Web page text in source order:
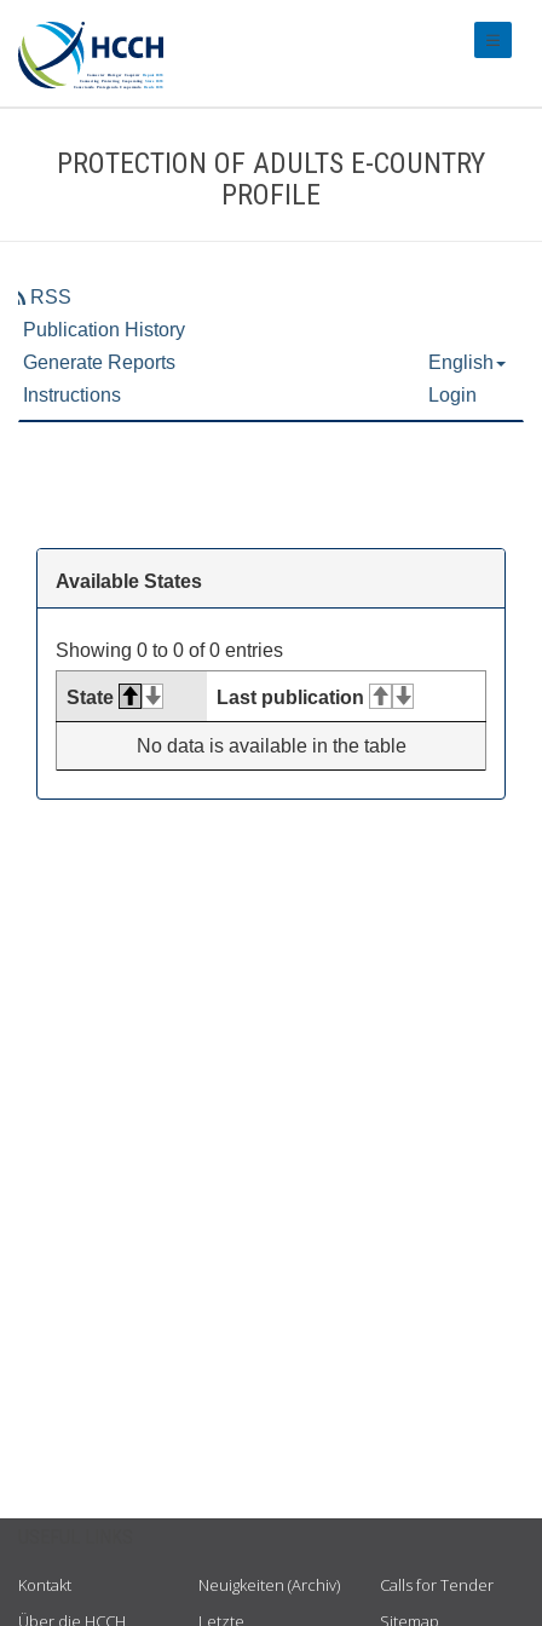
PROTECTION OF ADULTS E-COUNTRY
PROFILE
Kontakt
Über die HCCH
Neuigkeiten (Archiv)
Letzte
Calls for Tender
Sitemap